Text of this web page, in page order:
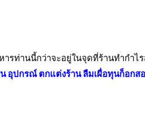
รท่านนี้กว่าจะอยู่ในจุดที่ร้านทำกำไ
อุปกรณ์ ตกแต่งร้าน ลืมเผื่อทุนก็อกสอ